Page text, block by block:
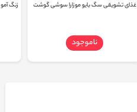
غذای تشویقی سگ بایو موزارا سوشی گوشت
ناموجود
زنگ